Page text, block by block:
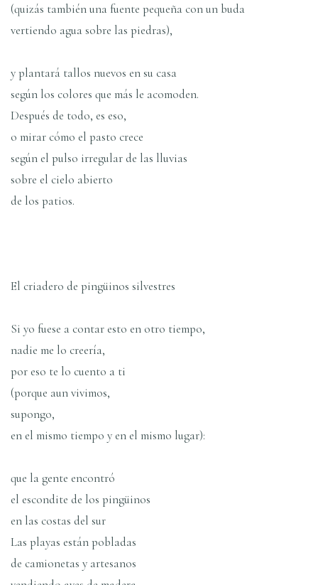
(quizás también una fuente pequeña con un buda
vertiendo agua sobre las piedras),
y plantará tallos nuevos en su casa
según los colores que más le acomoden.
Después de todo, es eso,
o mirar cómo el pasto crece
según el pulso irregular de las lluvias
sobre el cielo abierto
de los patios.
El criadero de pingüinos silvestres
Si yo fuese a contar esto en otro tiempo,
nadie me lo creerí­a,
por eso te lo cuento a ti
(porque aun vivimos,
supongo,
en el mismo tiempo y en el mismo lugar):
que la gente encontró
el escondite de los pingüinos
en las costas del sur
Las playas están pobladas
de camionetas y artesanos